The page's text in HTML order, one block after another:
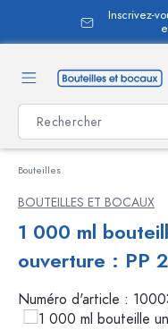
principal
Inscrivez-
Bouteilles
BOUTEILLES ET BOCAUX
1 000 ml
ouverture : PP
Numéro d'article :